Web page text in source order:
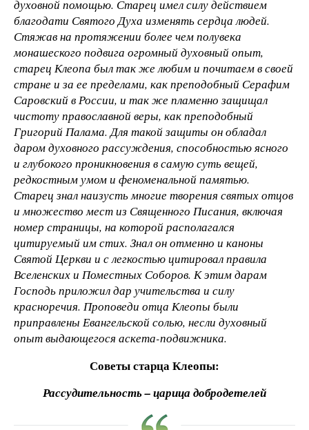
духовной помощью. Старец имел силу действием
благодати Святого Духа изменять сердца людей.
Стяжавна протяжении более чем полувека
монашеского подвига огромный духовный опыт,
старец Клеопа был так же любим и почитаем в своей
стране и за ее пределами, как преподобный Серафим
Саровский в России, и так же пламенно защищал
чистоту православной веры, как преподобный
Григорий Палама. Для такой защиты он обладал
даром духовного рассуждения, способностью ясного
и глубокого проникновения в самую суть вещей,
редкостным умом и феноменальной памятью.
Старец знал наизусть многие творения святых отцов
и множество мест из Священного Писания, включая
номер страницы, на которой располагался
цитируемый им стих. Знал он отменно и каноны
Святой Церкви и с легкостью цитировал правила
Вселенских и Поместных Соборов. К этим дарам
Господь приложил дар учительства и силу
красноречия. Проповеди отца Клеопы были
приправлены Евангельской солью, несли духовный
опыт выдающегося аскета-подвижника.
Советы старца Клеопы:
Рассудительность – царица добродетелей